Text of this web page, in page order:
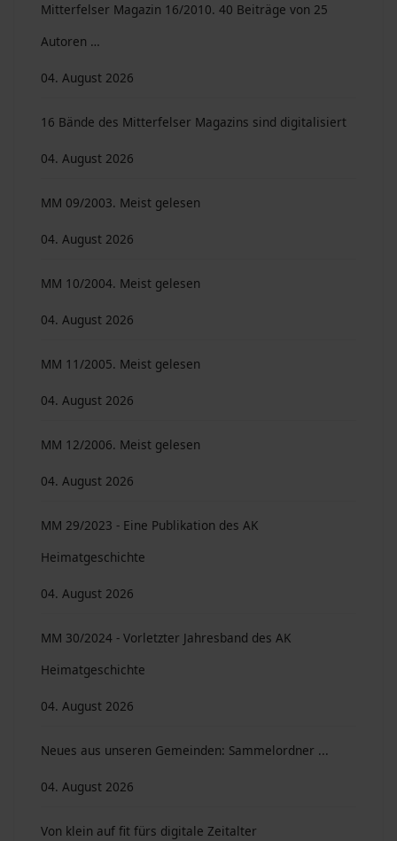
Mitterfelser Magazin 16/2010. 40 Beiträge von 25
Autoren …
04. August 2026
16 Bände des Mitterfelser Magazins sind digitalisiert
04. August 2026
MM 09/2003. Meist gelesen
04. August 2026
MM 10/2004. Meist gelesen
04. August 2026
MM 11/2005. Meist gelesen
04. August 2026
MM 12/2006. Meist gelesen
04. August 2026
MM 29/2023 - Eine Publikation des AK
Heimatgeschichte
04. August 2026
MM 30/2024 - Vorletzter Jahresband des AK
Heimatgeschichte
04. August 2026
Neues aus unseren Gemeinden: Sammelordner ...
04. August 2026
Von klein auf fit fürs digitale Zeitalter